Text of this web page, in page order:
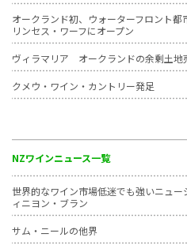
NZワインニュース一覧
世界的なワイン市場低迷でも強いニュー
ィニヨン・ブラン
サム・ニールの他界
オークランド初、ウォーターフロント都
リンセス・ワーフにオープン
ヴィラマリア オークランドの余剰土地
クメウ・ワイン・カントリー発足